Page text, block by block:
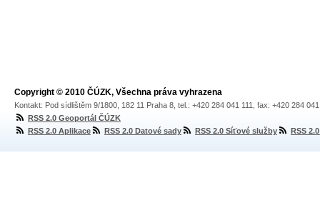
Copyright © 2010 ČÚZK, Všechna práva vyhrazena
Kontakt: Pod sídlištěm 9/1800, 182 11 Praha 8, tel.: +420 284 041 111, fax: +420 284
RSS 2.0 Geoportál ČÚZK
RSS 2.0 Aplikace
RSS 2.0 Datové sady RSS 2.0 Síťové služby RSS